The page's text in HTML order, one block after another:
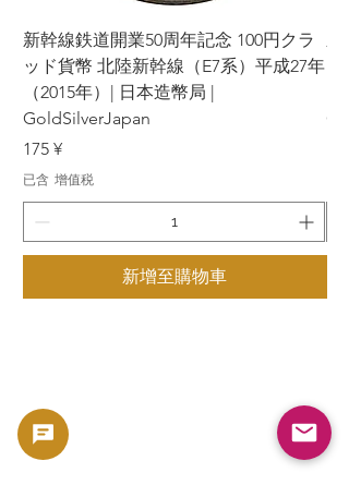
新幹線鉄道開業50周年記念 100円クラ
ッド貨幣 北陸新幹線（E7系）平成27年
（2015年）| 日本造幣局 |
GoldSilverJapan
價格
175 ¥
已含 增值税
新增至購物車